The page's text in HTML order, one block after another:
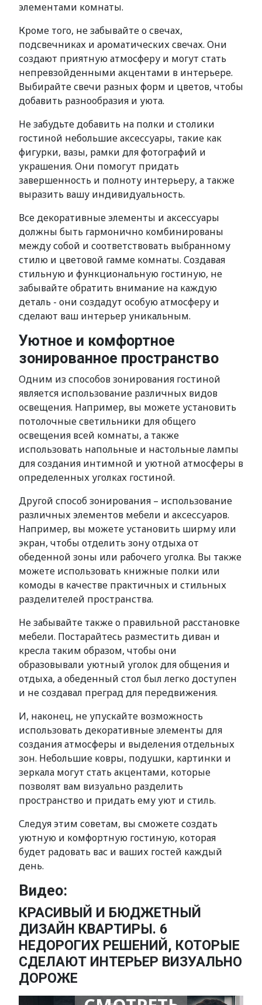
элементами комнаты.
Кроме того, не забывайте о свечах,
подсвечниках и ароматических свечах. Они
создают приятную атмосферу и могут стать
непревзойденными акцентами в интерьере.
Выбирайте свечи разных форм и цветов, чтобы
добавить разнообразия и уюта.
Не забудьте добавить на полки и столики
гостиной небольшие аксессуары, такие как
фигурки, вазы, рамки для фотографий и
украшения. Они помогут придать
завершенность и полноту интерьеру, а также
выразить вашу индивидуальность.
Все декоративные элементы и аксессуары
должны быть гармонично комбинированы
между собой и соответствовать выбранному
стилю и цветовой гамме комнаты. Создавая
стильную и функциональную гостиную, не
забывайте обратить внимание на каждую
деталь - они создадут особую атмосферу и
сделают ваш интерьер уникальным.
Уютное и комфортное
зонированное пространство
Одним из способов зонирования гостиной
является использование различных видов
освещения. Например, вы можете установить
потолочные светильники для общего
освещения всей комнаты, а также
использовать напольные и настольные лампы
для создания интимной и уютной атмосферы в
определенных уголках гостиной.
Другой способ зонирования – использование
различных элементов мебели и аксессуаров.
Например, вы можете установить ширму или
экран, чтобы отделить зону отдыха от
обеденной зоны или рабочего уголка. Вы также
можете использовать книжные полки или
комоды в качестве практичных и стильных
разделителей пространства.
Не забывайте также о правильной расстановке
мебели. Постарайтесь разместить диван и
кресла таким образом, чтобы они
образовывали уютный уголок для общения и
отдыха, а обеденный стол был легко доступен
и не создавал преград для передвижения.
И, наконец, не упускайте возможность
использовать декоративные элементы для
создания атмосферы и выделения отдельных
зон. Небольшие ковры, подушки, картинки и
зеркала могут стать акцентами, которые
позволят вам визуально разделить
пространство и придать ему уют и стиль.
Следуя этим советам, вы сможете создать
уютную и комфортную гостиную, которая
будет радовать вас и ваших гостей каждый
день.
Видео:
КРАСИВЫЙ И БЮДЖЕТНЫЙ
ДИЗАЙН КВАРТИРЫ. 6
НЕДОРОГИХ РЕШЕНИЙ, КОТОРЫЕ
СДЕЛАЮТ ИНТЕРЬЕР ВИЗУАЛЬНО
ДОРОЖЕ